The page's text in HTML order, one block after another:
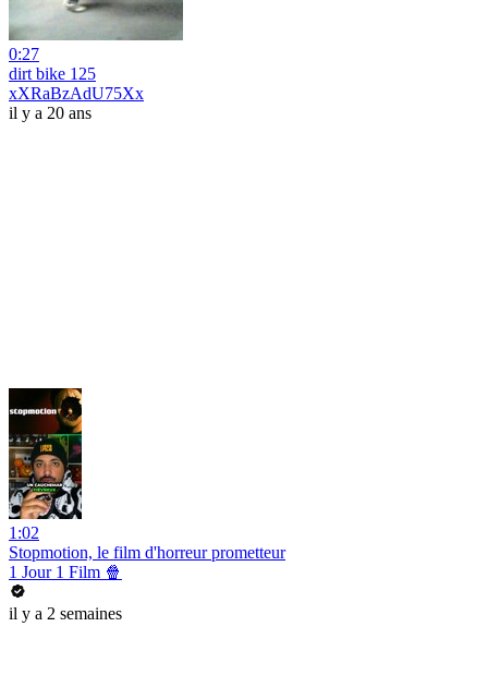
0:27
dirt bike 125
xXRaBzAdU75Xx
il y a 20 ans
1:02
Stopmotion, le film d'horreur prometteur
1 Jour 1 Film 🍿
il y a 2 semaines